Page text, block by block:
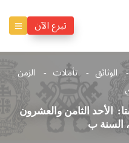
تبرع الآن
الوثائق تأملات
الزمن
الأحد الثامن والعشرون
السنة ب